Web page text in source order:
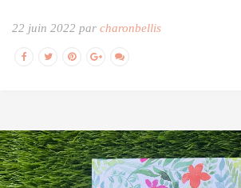
22 juin 2022 par charonbellis